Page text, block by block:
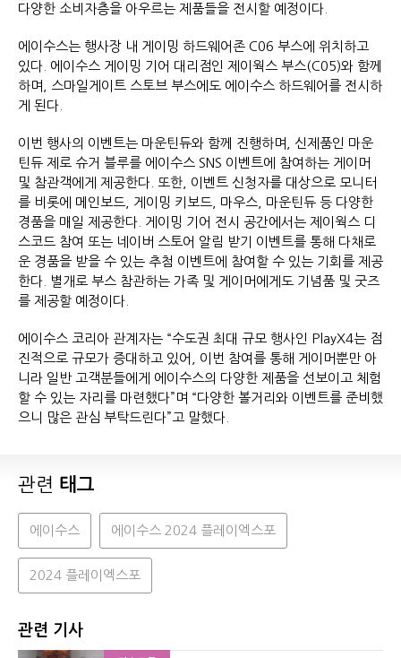
다양한 소비자층을 아우르는 제품들을 전시할 예정이다.
에이수스는 행사장 내 게이밍 하드웨어존 C06 부스에 위치하고
있다. 에이수스 게이밍 기어 대리점인 제이웍스 부스(C05)와 함께
하며, 스마일게이트 스토브 부스에도 에이수스 하드웨어를 전시하
게 된다.
이번 행사의 이벤트는 마운틴듀와 함께 진행하며, 신제품인 마운
틴듀 제로 슈거 블루를 에이수스 SNS 이벤트에 참여하는 게이머
및 참관객에게 제공한다. 또한, 이벤트 신청자를 대상으로 모니터
를 비롯에 메인보드, 게이밍 키보드, 마우스, 마운틴듀 등 다양한
경품을 매일 제공한다. 게이밍 기어 전시 공간에서는 제이웍스 디
스코드 참여 또는 네이버 스토어 알림 받기 이벤트를 통해 다채로
운 경품을 받을 수 있는 추첨 이벤트에 참여할 수 있는 기회를 제공
한다. 별개로 부스 참관하는 가족 및 게이머에게도 기념품 및 굿즈
를 제공할 예정이다.
에이수스 코리아 관계자는 “수도권 최대 규모 행사인 PlayX4는 점
진적으로 규모가 증대하고 있어, 이번 참여를 통해 게이머뿐만 아
니라 일반 고객분들에게 에이수스의 다양한 제품을 선보이고 체험
할 수 있는 자리를 마련했다”며 “다양한 볼거리와 이벤트를 준비했
으니 많은 관심 부탁드린다”고 말했다.
관련 태그
에이수스 에이수스 2024 플레이엑스포
2024 플레이엑스포
관련 기사